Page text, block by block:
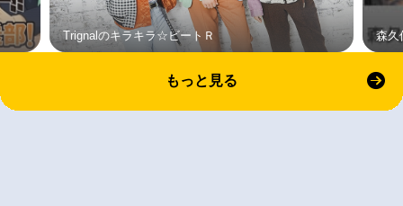
Trignalのキラキラ☆ビートＲ 森久
もっと見る